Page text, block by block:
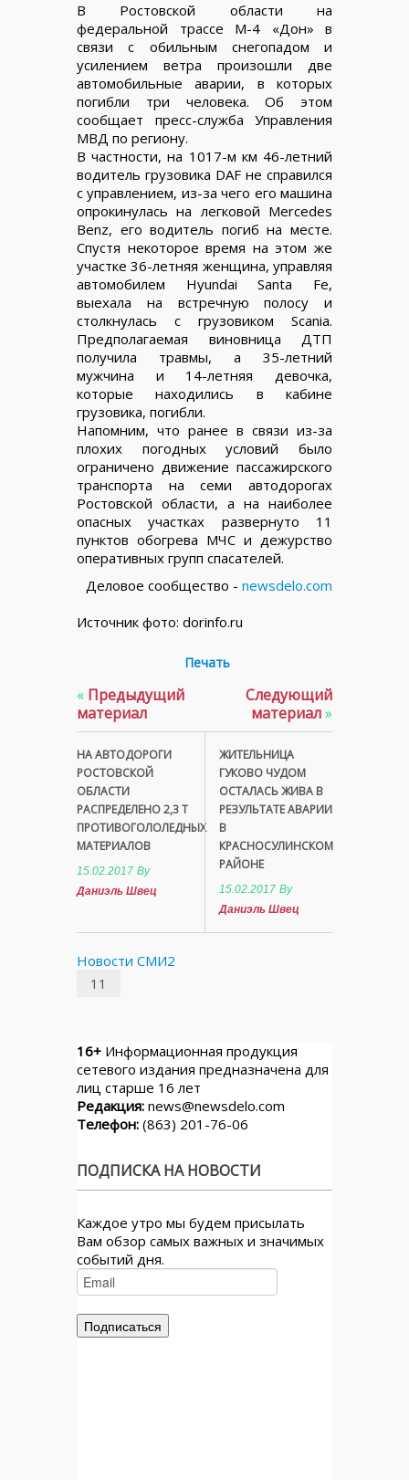
В Ростовской области на
федеральной трассе М-4 «Дон» в
связи с обильным снегопадом и
усилением ветра произошли две
автомобильные аварии, в которых
погибли три человека. Об этом
сообщает пресс-служба Управления
МВД по региону.
В частности, на 1017-м км 46-летний
водитель грузовика DAF не справился
с управлением, из-за чего его машина
опрокинулась на легковой Mercedes
Benz, его водитель погиб на месте.
Спустя некоторое время на этом же
участке 36-летняя женщина, управляя
автомобилем Hyundai Santa Fe,
выехала на встречную полосу и
столкнулась с грузовиком Scania.
Предполагаемая виновница ДТП
получила травмы, а 35-летний
мужчина и 14-летняя девочка,
которые находились в кабине
грузовика, погибли.
Напомним, что ранее в связи из-за
плохих погодных условий было
ограничено движение пассажирского
транспорта на семи автодорогах
Ростовской области, а на наиболее
опасных участках развернуто 11
пунктов обогрева МЧС и дежурство
оперативных групп спасателей.
Деловое сообщество - newsdelo.com
Источник фото: dorinfo.ru
Печать
« Предыдущий
материал
НА АВТОДОРОГИ
РОСТОВСКОЙ
ОБЛАСТИ
РАСПРЕДЕЛЕНО 2,3 Т
ПРОТИВОГОЛОЛЕДНЫХ
МАТЕРИАЛОВ
15.02.2017 By
Даниэль Швец
Следующий
материал»
ЖИТЕЛЬНИЦА
ГУКОВО ЧУДОМ
ОСТАЛАСЬ ЖИВА В
РЕЗУЛЬТАТЕ АВАРИИ
В
КРАСНОСУЛИНСКОМ
РАЙОНЕ
15.02.2017 By
Даниэль Швец
Новости СМИ2
11
16+ Информационная продукция
сетевого издания предназначена для
лиц старше 16 лет
Редакция: news@newsdelo.com
Телефон: (863) 201-76-06
ПОДПИСКА НА НОВОСТИ
Каждое утро мы будем присылать
Вам обзор самых важных и значимых
событий дня.